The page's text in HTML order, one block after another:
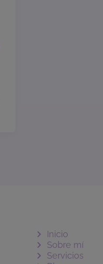
Inicio
Sobre mí
Servicios